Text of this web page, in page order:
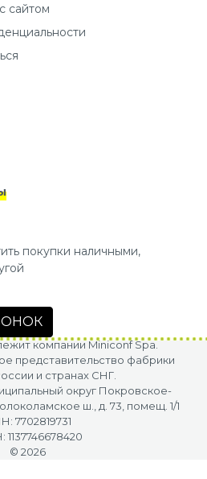
сайтом
покупки наличными,
компании Miniconf Spa.
представительство фабрики
и странах СНГ.
округ Покровское-
ш., д. 73, помещ. 1/1
7702819731
1137746678420
© 2026